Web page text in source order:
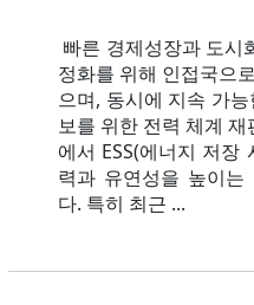
빠른 경제성장과 도시
정화를 위해 인접국으
으며, 동시에 지속 가
보를 위한 전력 체계
에서 ESS(에너지 저장
력과 유연성을 높이
다. 특히 최근 ...